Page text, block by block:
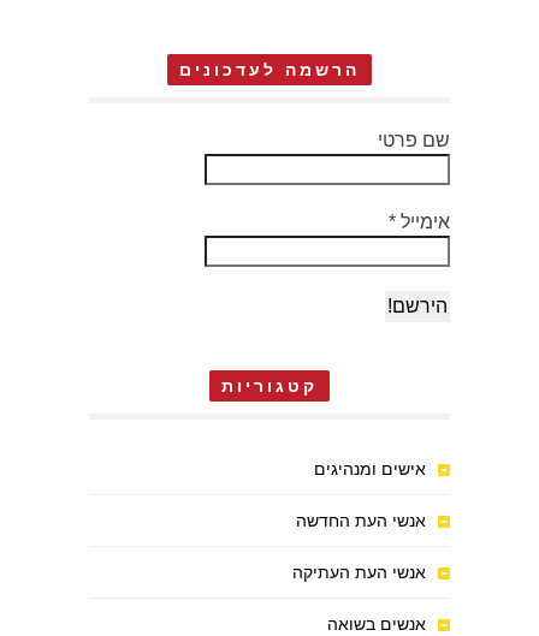
הרשמה לעדכונים
שם פרטי
אימייל*
קטגוריות
אישים ומנהיגים
אנשי העת החדשה
אנשי העת העתיקה
אנשים בשואה